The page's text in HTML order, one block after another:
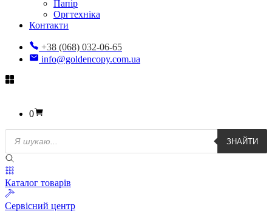
Папір
Оргтехніка
Контакти
+38 (068) 032-06-65
info@goldencopy.com.ua
0
Пошук
товарів
ЗНАЙТИ
Каталог товарів
Сервісний центр